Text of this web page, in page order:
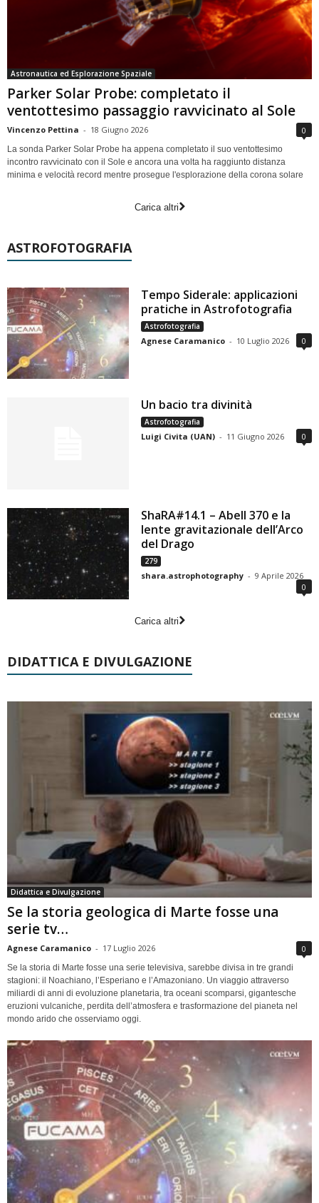
Astronautica ed Esplorazione Spaziale
Parker Solar Probe: completato il
ventottesimo passaggio ravvicinato al Sole
Vincenzo Pettina - 18 Giugno 2026 0
La sonda Parker Solar Probe ha appena completato il suo ventottesimo
incontro ravvicinato con il Sole e ancora una volta ha raggiunto distanza
minima e velocità record mentre prosegue l'esplorazione della corona solare
Carica altri
ASTROFOTOGRAFIA
Tempo Siderale: applicazioni
pratiche in Astrofotografia
Astrofotografia
Agnese Caramanico - 10 Luglio 2026 0
Un bacio tra divinità
Astrofotografia
Luigi Civita (UAN) - 11 Giugno 2026 0
ShaRA#14.1 – Abell 370 e la
lente gravitazionale dell’Arco
del Drago
279
shara.astrophotography - 9 Aprile 2026
0
Carica altri
DIDATTICA E DIVULGAZIONE
Didattica e Divulgazione
Se la storia geologica di Marte fosse una
serie tv…
Agnese Caramanico - 17 Luglio 2026 0
Se la storia di Marte fosse una serie televisiva, sarebbe divisa in tre grandi
stagioni: il Noachiano, l’Esperiano e l’Amazoniano. Un viaggio attraverso
miliardi di anni di evoluzione planetaria, tra oceani scomparsi, gigantesche
eruzioni vulcaniche, perdita dell’atmosfera e trasformazione del pianeta nel
mondo arido che osserviamo oggi.